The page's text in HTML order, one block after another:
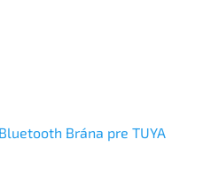
Brána pre TUYA